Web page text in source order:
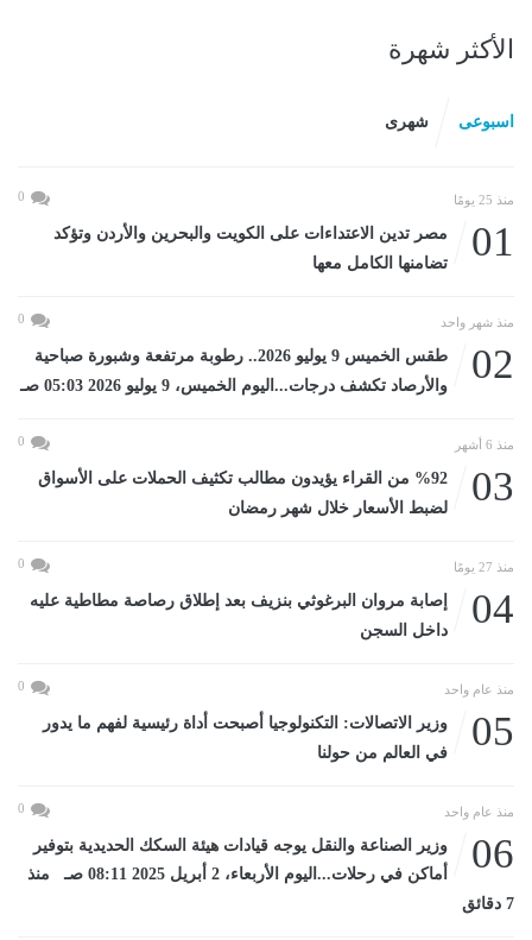
الأكثر شهرة
اسبوعى شهرى
منذ 25 يومًا 0
01
مصر تدين الاعتداءات على الكويت والبحرين والأردن وتؤكد
تضامنها الكامل معها
منذ شهر واحد 0
02
طقس الخميس 9 يوليو 2026.. رطوبة مرتفعة وشبورة صباحية
والأرصاد تكشف درجات...اليوم الخميس، 9 يوليو 2026 05:03 صـ
منذ 6 أشهر 0
03
%92 من القراء يؤيدون مطالب تكثيف الحملات على الأسواق
لضبط الأسعار خلال شهر رمضان
منذ 27 يومًا 0
04
إصابة مروان البرغوثي بنزيف بعد إطلاق رصاصة مطاطية عليه
داخل السجن
منذ عام واحد 0
05
وزير الاتصالات: التكنولوجيا أصبحت أداة رئيسية لفهم ما يدور
في العالم من حولنا
منذ عام واحد 0
06
وزير الصناعة والنقل يوجه قيادات هيئة السكك الحديدية بتوفير
أماكن في رحلات...اليوم الأربعاء، 2 أبريل 2025 08:11 صـ منذ
7 دقائق